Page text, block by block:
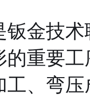
技术
的重要
工、弯